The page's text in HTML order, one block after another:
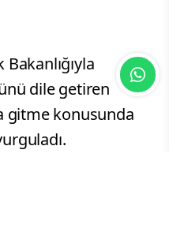
dile getiren
gitme konusunda